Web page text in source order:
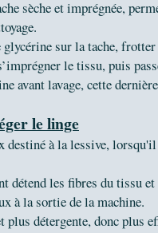
sèche et imprégnée,
sur la tache,
le tissu, puis
avant lavage, cette
le linge
destiné à la lessive,
détend les fibres du tissu
à la sortie de la machine.
détergente, donc plus